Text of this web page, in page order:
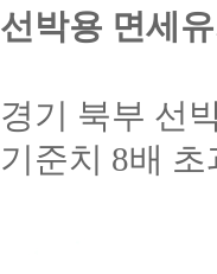
선박용 면세
경기 북부 선
기준치 8배 초